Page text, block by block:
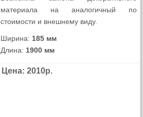
материала на аналогичный по
стоимости и внешнему виду.
Ширина: 185 мм
Длина: 1900 мм
Цена: 2010р.